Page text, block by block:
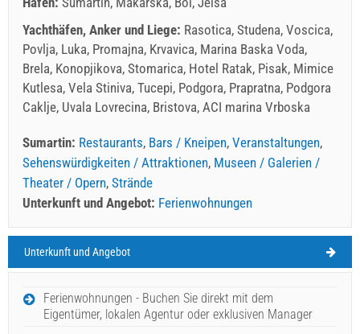
Yachthäfen, Anker und Liege: Rasotica, Studena, Voscica,
Povlja, Luka, Promajna, Krvavica, Marina Baska Voda,
Brela, Konopjikova, Stomarica, Hotel Ratak, Pisak, Mimice
Kutlesa, Vela Stiniva, Tucepi, Podgora, Prapratna, Podgora
Caklje, Uvala Lovrecina, Bristova, ACI marina Vrboska
Sumartin: Restaurants, Bars / Kneipen, Veranstaltungen,
Sehenswürdigkeiten / Attraktionen, Museen / Galerien /
Theater / Opern, Strände
Unterkunft und Angebot: Ferienwohnungen
Sumartin Wetter
FREITAG
Kroatien
Unterkunft und Angebot
Ferienwohnungen - Buchen Sie direkt mit dem
Eigentümer, lokalen Agentur oder exklusiven Manager